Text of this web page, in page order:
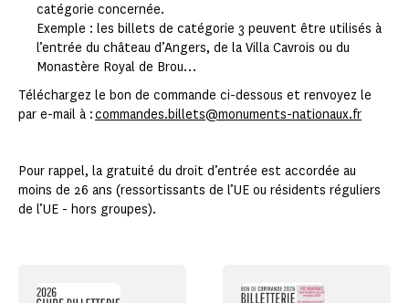
catégorie concernée.
Exemple : les billets de catégorie 3 peuvent être utilisés à
l’entrée du château d’Angers, de la Villa Cavrois ou du
Monastère Royal de Brou…
Téléchargez le bon de commande ci-dessous et renvoyez le
par e-mail à :commandes.billets@monuments-nationaux.fr
Pour rappel, la gratuité du droit d’entrée est accordée au
moins de 26 ans (ressortissants de l’UE ou résidents réguliers
de l’UE - hors groupes).